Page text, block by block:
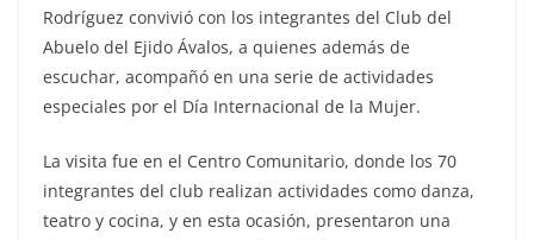
Rodríguez convivió con los integrantes del Club del
Abuelo del Ejido Ávalos, a quienes además de
escuchar, acompañó en una serie de actividades
especiales por el Día Internacional de la Mujer.
La visita fue en el Centro Comunitario, donde los 70
integrantes del club realizan actividades como danza,
teatro y cocina, y en esta ocasión, presentaron una